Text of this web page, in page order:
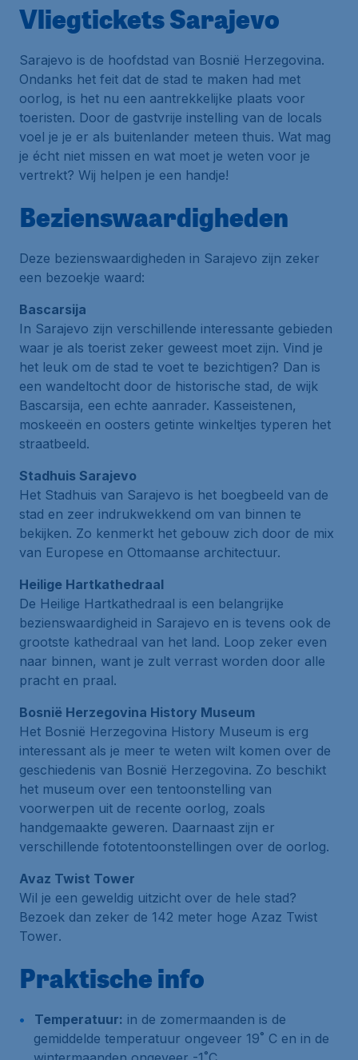
Vliegtickets Sarajevo
Sarajevo is de hoofdstad van Bosnië Herzegovina.
Ondanks het feit dat de stad te maken had met
oorlog, is het nu een aantrekkelijke plaats voor
toeristen. Door de gastvrije instelling van de locals
voel je je er als buitenlander meteen thuis. Wat mag
je écht niet missen en wat moet je weten voor je
vertrekt? Wij helpen je een handje!
Bezienswaardigheden
Deze bezienswaardigheden in Sarajevo zijn zeker
een bezoekje waard:
Bascarsija
In Sarajevo zijn verschillende interessante gebieden
waar je als toerist zeker geweest moet zijn. Vind je
het leuk om de stad te voet te bezichtigen? Dan is
een wandeltocht door de historische stad, de wijk
Bascarsija, een echte aanrader. Kasseistenen,
moskeeën en oosters getinte winkeltjes typeren het
straatbeeld.
Stadhuis Sarajevo
Het Stadhuis van Sarajevo is het boegbeeld van de
stad en zeer indrukwekkend om van binnen te
bekijken. Zo kenmerkt het gebouw zich door de mix
van Europese en Ottomaanse architectuur.
Heilige Hartkathedraal
De Heilige Hartkathedraal is een belangrijke
bezienswaardigheid in Sarajevo en is tevens ook de
grootste kathedraal van het land. Loop zeker even
naar binnen, want je zult verrast worden door alle
pracht en praal.
Bosnië Herzegovina History Museum
Het Bosnië Herzegovina History Museum is erg
interessant als je meer te weten wilt komen over de
geschiedenis van Bosnië Herzegovina. Zo beschikt
het museum over een tentoonstelling van
voorwerpen uit de recente oorlog, zoals
handgemaakte geweren. Daarnaast zijn er
verschillende fototentoonstellingen over de oorlog.
Avaz Twist Tower
Wil je een geweldig uitzicht over de hele stad?
Bezoek dan zeker de 142 meter hoge Azaz Twist
Tower.
Praktische info
Temperatuur: in de zomermaanden is de
gemiddelde temperatuur ongeveer 19˚ C en in de